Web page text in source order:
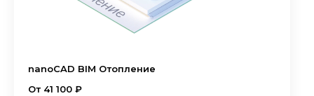
nanoCAD BIM Отопление
От 41 100 ₽